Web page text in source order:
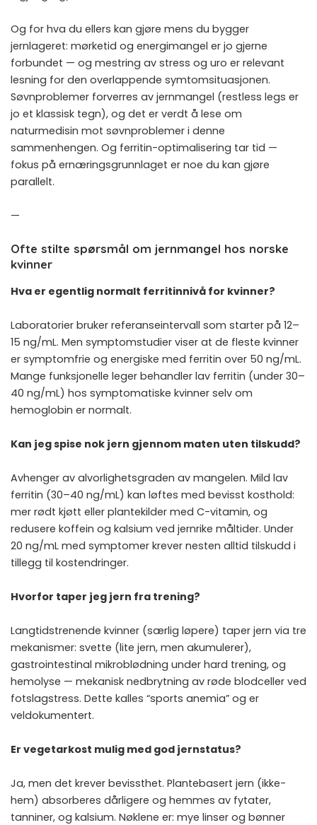
Og for hva du ellers kan gjøre mens du bygger
jernlageret: mørketid og energimangel er jo gjerne
forbundet — og mestring av stress og uro er relevant
lesning for den overlappende symtomsituasjonen.
Søvnproblemer forverres av jernmangel (restless legs er
jo et klassisk tegn), og det er verdt å lese om
naturmedisin mot søvnproblemer i denne
sammenhengen. Og ferritin-optimalisering tar tid —
fokus på ernæringsgrunnlaget er noe du kan gjøre
parallelt.
—
Ofte stilte spørsmål om jernmangel hos norske
kvinner
Hva er egentlig normalt ferritinnivå for kvinner?
Laboratorier bruker referanseintervall som starter på 12–
15 ng/mL. Men symptomstudier viser at de fleste kvinner
er symptomfrie og energiske med ferritin over 50 ng/mL.
Mange funksjonelle leger behandler lav ferritin (under 30–
40 ng/mL) hos symptomatiske kvinner selv om
hemoglobin er normalt.
Kan jeg spise nok jern gjennom maten uten tilskudd?
Avhenger av alvorlighetsgraden av mangelen. Mild lav
ferritin (30–40 ng/mL) kan løftes med bevisst kosthold:
mer rødt kjøtt eller plantekilder med C-vitamin, og
redusere koffein og kalsium ved jernrike måltider. Under
20 ng/mL med symptomer krever nesten alltid tilskudd i
tillegg til kostendringer.
Hvorfor taper jeg jern fra trening?
Langtidstrenende kvinner (særlig løpere) taper jern via tre
mekanismer: svette (lite jern, men akumulerer),
gastrointestinal mikroblødning under hard trening, og
hemolyse — mekanisk nedbrytning av røde blodceller ved
fotslagstress. Dette kalles “sports anemia” og er
veldokumentert.
Er vegetarkost mulig med god jernstatus?
Ja, men det krever bevissthet. Plantebasert jern (ikke-
hem) absorberes dårligere og hemmes av fytater,
tanniner, og kalsium. Nøklene er: mye linser og bønner